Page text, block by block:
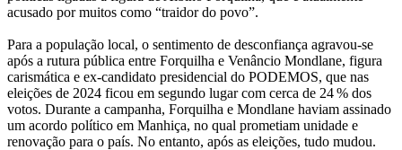
acusado por muitos como “traidor do povo”.
Para a população local, o sentimento de desconfiança agravou-se
após a rutura pública entre Forquilha e Venâncio Mondlane, figura
carismática e ex-candidato presidencial do PODEMOS, que nas
eleições de 2024 ficou em segundo lugar com cerca de 24 % dos
votos. Durante a campanha, Forquilha e Mondlane haviam assinado
um acordo político em Manhiça, no qual prometiam unidade e
renovação para o país. No entanto, após as eleições, tudo mudou.